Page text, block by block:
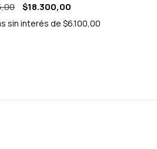
$18.300,00
sin interés de$6.100,00